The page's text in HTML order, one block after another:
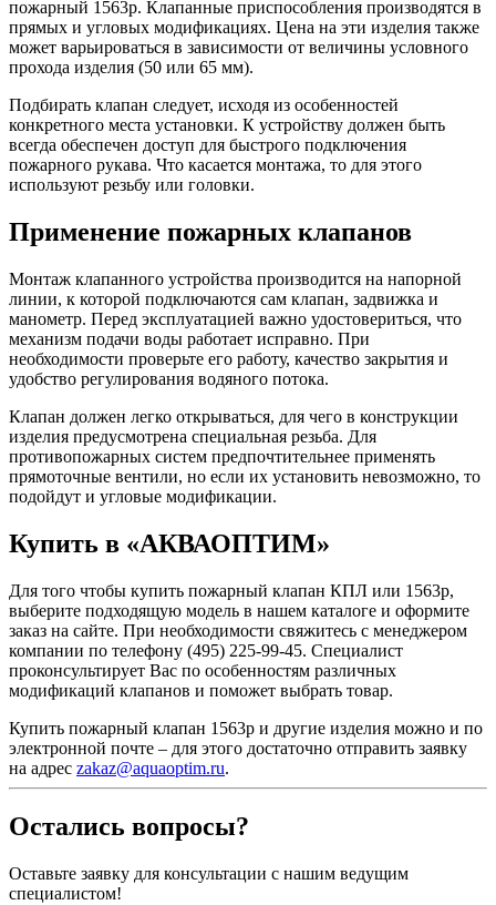
пожарный 1563р. Клапанные приспособления производятся в
прямых и угловых модификациях. Цена на эти изделия также
может варьироваться в зависимости от величины условного
прохода изделия (50 или 65 мм).
Подбирать клапан следует, исходя из особенностей
конкретного места установки. К устройству должен быть
всегда обеспечен доступ для быстрого подключения
пожарного рукава. Что касается монтажа, то для этого
используют резьбу или головки.
Применение пожарных клапанов
Монтаж клапанного устройства производится на напорной
линии, к которой подключаются сам клапан, задвижка и
манометр. Перед эксплуатацией важно удостовериться, что
механизм подачи воды работает исправно. При
необходимости проверьте его работу, качество закрытия и
удобство регулирования водяного потока.
Клапан должен легко открываться, для чего в конструкции
изделия предусмотрена специальная резьба. Для
противопожарных систем предпочтительнее применять
прямоточные вентили, но если их установить невозможно, то
подойдут и угловые модификации.
Купить в «АКВАОПТИМ»
Для того чтобы купить пожарный клапан КПЛ или 1563р,
выберите подходящую модель в нашем каталоге и оформите
заказ на сайте. При необходимости свяжитесь с менеджером
компании по телефону (495) 225-99-45. Специалист
проконсультирует Вас по особенностям различных
модификаций клапанов и поможет выбрать товар.
Купить пожарный клапан 1563р и другие изделия можно и по
электронной почте – для этого достаточно отправить заявку
на адрес zakaz@aquaoptim.ru.
Остались вопросы?
Оставьте заявку для консультации с нашим ведущим
специалистом!